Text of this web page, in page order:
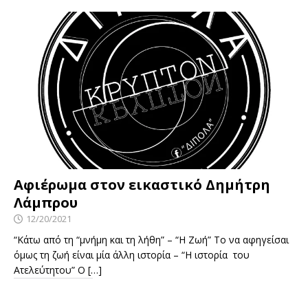
Αφιέρωμα στον εικαστικό Δημήτρη
Λάμπρου
12/20/2021
“Κάτω από τη “μνήμη και τη λήθη” – “Η Ζωή” Το να αφηγείσαι
όμως τη ζωή είναι μία άλλη ιστορία – “Η ιστορία του
Ατελεύτητου” Ο […]